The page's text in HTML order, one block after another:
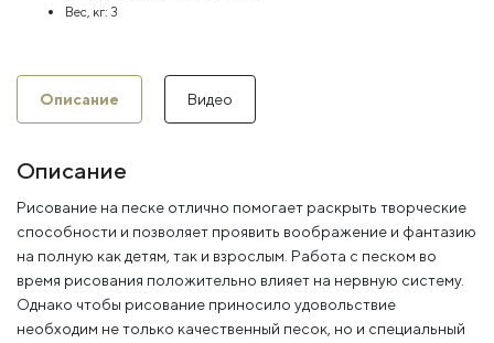
Вес, кг: 3
Описание Видео
Описание
Рисование на песке отлично помогает раскрыть творческие
способности и позволяет проявить воображение и фантазию
на полную как детям, так и взрослым. Работа с песком во
время рисования положительно влияет на нервную систему.
Однако чтобы рисование приносило удовольствие
необходим не только качественный песок, но и специальный